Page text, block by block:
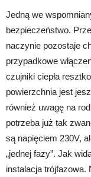
Jedną we
bezpieczeństwo.
naczynie pozostaje
przypadkowe
czujniki ciepła
powierzchnia jest
również uwagę na
potrzeba już tak
są napięciem 230V,
„jednej fazy”. Jak
instalacja trójfazowa.